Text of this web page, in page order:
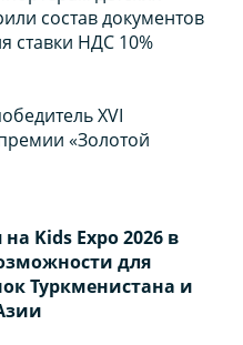
состав документов
ставки НДС 10%
XVI
«Золотой
Kids Expo 2026 в
для
Туркменистана и